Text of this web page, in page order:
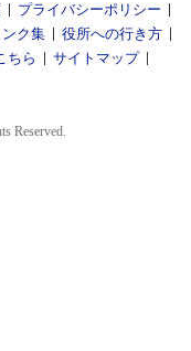
プライバシーポリシー
ンク集
役所への行き方
ちら
サイトマップ
Reserved.